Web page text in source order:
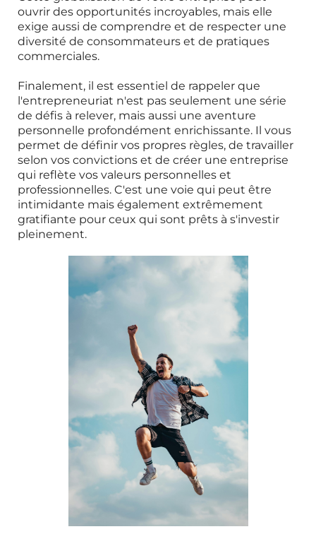
ouvrir des opportunités incroyables, mais elle
exige aussi de comprendre et de respecter une
diversité de consommateurs et de pratiques
commerciales.
Finalement, il est essentiel de rappeler que
l'entrepreneuriat n'est pas seulement une série
de défis à relever, mais aussi une aventure
personnelle profondément enrichissante. Il vous
permet de définir vos propres règles, de travailler
selon vos convictions et de créer une entreprise
qui reflète vos valeurs personnelles et
professionnelles. C'est une voie qui peut être
intimidante mais également extrêmement
gratifiante pour ceux qui sont prêts à s'investir
pleinement.